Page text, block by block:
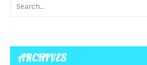
ARCHIVES